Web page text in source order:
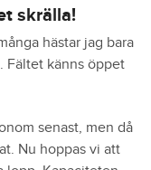
skrälla!
hästar jag bara
Fältet känns öppet
senast, men då
Nu hoppas vi att